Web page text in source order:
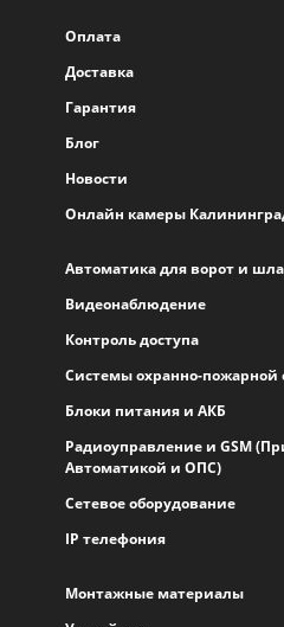
Оплата
Доставка
Гарантия
Блог
Новости
Онлайн камеры
Автоматика для ворот и
Видеонаблюдение
Контроль доступа
Системы охранно-пожарной
Блоки питания и АКБ
Радиоуправление и GSM
Автоматикой и ОПС)
Сетевое оборудование
IP телефония
Монтажные материалы